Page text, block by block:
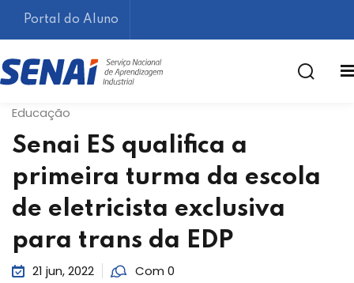
Portal do Aluno
Educação
Senai ES qualifica a
primeira turma da escola
de eletricista exclusiva
para trans da EDP
21 jun, 2022 Com 0
Lembrar-me Esqueceu sua senha?